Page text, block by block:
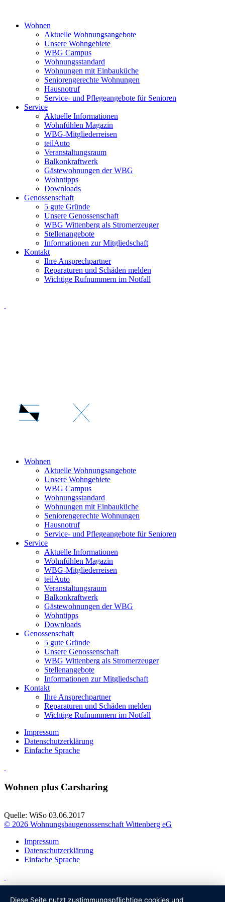
Wohnen
Aktuelle Wohnungsangebote
Unsere Wohngebiete
WBG Campus
Wohnungsstandard
Wohnungen mit Einbauküche
Seniorengerechte Wohnungen
Hausnotruf
Service- und Pflegeangebote für Senioren
Service
Aktuelle Informationen
Wohnfühlen Magazin
WBG-Mitgliederreisen
teilAuto
Veranstaltungsraum
Balkonkraftwerk
Gästewohnungen der WBG
Wohntipps
Downloads
Genossenschaft
5 gute Gründe
Unsere Genossenschaft
WBG Wittenberg als Stromerzeuger
Stellenangebote
Informationen zur Mitgliedschaft
Kontakt
Ihre Ansprechpartner
Reparaturen und Schäden melden
Wichtige Rufnummern im Notfall
Wohnen
Aktuelle Wohnungsangebote
Unsere Wohngebiete
WBG Campus
Wohnungsstandard
Wohnungen mit Einbauküche
Seniorengerechte Wohnungen
Hausnotruf
Service- und Pflegeangebote für Senioren
Service
Aktuelle Informationen
Wohnfühlen Magazin
WBG-Mitgliederreisen
teilAuto
Veranstaltungsraum
Balkonkraftwerk
Gästewohnungen der WBG
Wohntipps
Downloads
Genossenschaft
5 gute Gründe
Unsere Genossenschaft
WBG Wittenberg als Stromerzeuger
Stellenangebote
Informationen zur Mitgliedschaft
Kontakt
Ihre Ansprechpartner
Reparaturen und Schäden melden
Wichtige Rufnummern im Notfall
Impressum
Datenschutzerklärung
Einfache Sprache
Wohnen plus Carsharing
Quelle: WiSo 03.06.2017
© 2026 Wohnungsbaugenossenschaft Wittenberg eG
Impressum
Datenschutzerklärung
Einfache Sprache
Diese Seite nutzt zustimmungspflichtige cookies und